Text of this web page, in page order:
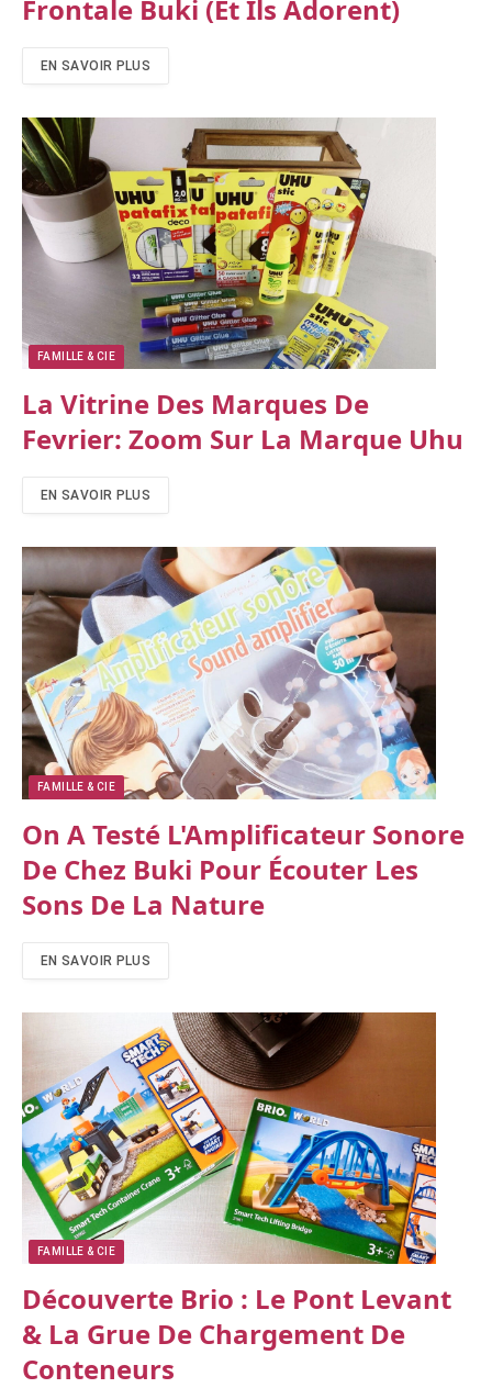
Frontale Buki (et Ils Adorent)
EN SAVOIR PLUS
FAMILLE & CIE
La Vitrine Des Marques De
Fevrier: Zoom Sur La Marque Uhu
EN SAVOIR PLUS
FAMILLE & CIE
On A Testé L'Amplificateur Sonore
De Chez Buki Pour Écouter Les
Sons De La Nature
EN SAVOIR PLUS
FAMILLE & CIE
Découverte Brio : Le Pont Levant
& La Grue De Chargement De
Conteneurs